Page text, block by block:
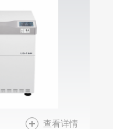
查看详情